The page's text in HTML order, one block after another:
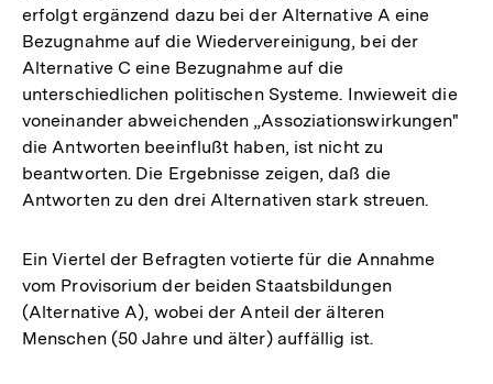
erfolgt ergänzend dazu bei der Alternative A eine
Bezugnahme auf die Wiedervereinigung, bei der
Alternative C eine Bezugnahme auf die
unterschiedlichen politischen Systeme. Inwieweit die
voneinander abweichenden „Assoziationswirkungen"
die Antworten beeinflußt haben, ist nicht zu
beantworten. Die Ergebnisse zeigen, daß die
Antworten zu den drei Alternativen stark streuen.
Ein Viertel der Befragten votierte für die Annahme
vom Provisorium der beiden Staatsbildungen
(Alternative A), wobei der Anteil der älteren
Menschen (50 Jahre und älter) auffällig ist.